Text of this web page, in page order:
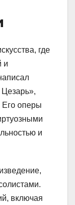
где
и
Его оперы
и
включая